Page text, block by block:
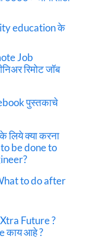
education के
Job
रिमोट जॉब
पुस्तकाचे
लिये क्या करना
to be done to
to do after
Future ?
काय आहे ?